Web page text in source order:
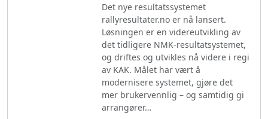
Det nye resultatssystemet
rallyresultater.no er nå lansert.
Løsningen er en videreutvikling av
det tidligere NMK-resultatsystemet,
og driftes og utvikles nå videre i regi
av KAK. Målet har vært å
modernisere systemet, gjøre det
mer brukervennlig – og samtidig gi
arrangører…